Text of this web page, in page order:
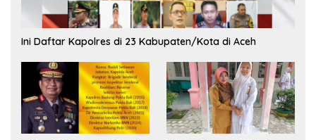
Ini Daftar Kapolres di 23 Kabupaten/Kota di Aceh